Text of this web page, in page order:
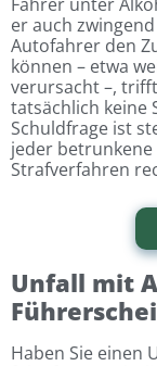
er auch
Autofahrer den
können – etwa
verursacht –,
tatsächlich keine
Schuldfrage ist
jeder
Strafverfahren
Unfall mit
Haben Sie einen